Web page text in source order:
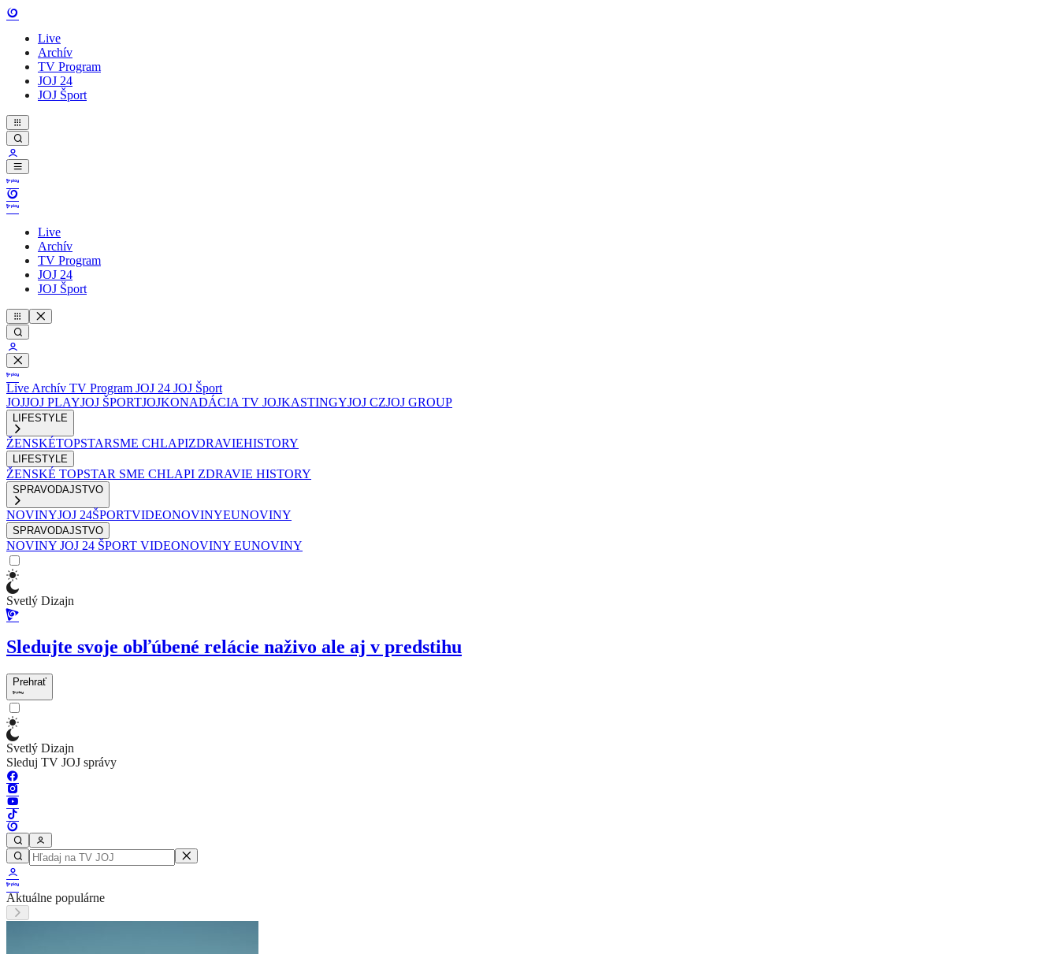
Live
Archív
TV Program
JOJ 24
JOJ Šport
Live
Archív
TV Program
JOJ 24
JOJ Šport
Live Archív TV Program JOJ 24 JOJ Šport
JOJJOJ PLAYJOJ ŠPORTJOJKONADÁCIA TV JOJKASTINGYJOJ CZJOJ GROUP
LIFESTYLE
ŽENSKÉTOPSTARSME CHLAPIZDRAVIEHISTORY
LIFESTYLE
ŽENSKÉ TOPSTAR SME CHLAPI ZDRAVIE HISTORY
SPRAVODAJSTVO
NOVINYJOJ 24ŠPORTVIDEONOVINYEUNOVINY
SPRAVODAJSTVO
NOVINY JOJ 24 ŠPORT VIDEONOVINY EUNOVINY
Svetlý Dizajn
Sledujte svoje obľúbené relácie naživo ale aj v predstihu
Prehrať
Svetlý Dizajn
Sleduj TV JOJ správy
Aktuálne populárne